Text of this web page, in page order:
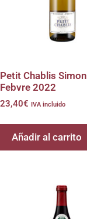
Petit Chablis
Febvre 2022
23,40€ IVA incluido
Añadir al carrito